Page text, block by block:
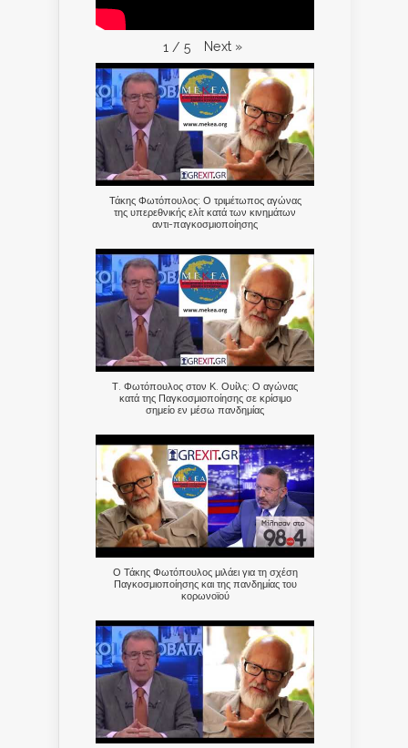
1 / 5 Next »
Τάκης Φωτόπουλος: Ο τριμέτωπος αγώνας
της υπερεθνικής ελίτ κατά των κινημάτων
αντι-παγκοσμιοποίησης
Τ. Φωτόπουλος στον Κ. Ουίλς: Ο αγώνας
κατά της Παγκοσμιοποίησης σε κρίσιμο
σημείο εν μέσω πανδημίας
Ο Τάκης Φωτόπουλος μιλάει για τη σχέση
Παγκοσμιοποίησης και της πανδημίας του
κορωνοϊού